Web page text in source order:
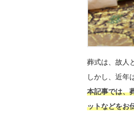
葬式は、故人
しかし、近年
本記事では、
ットなどをお